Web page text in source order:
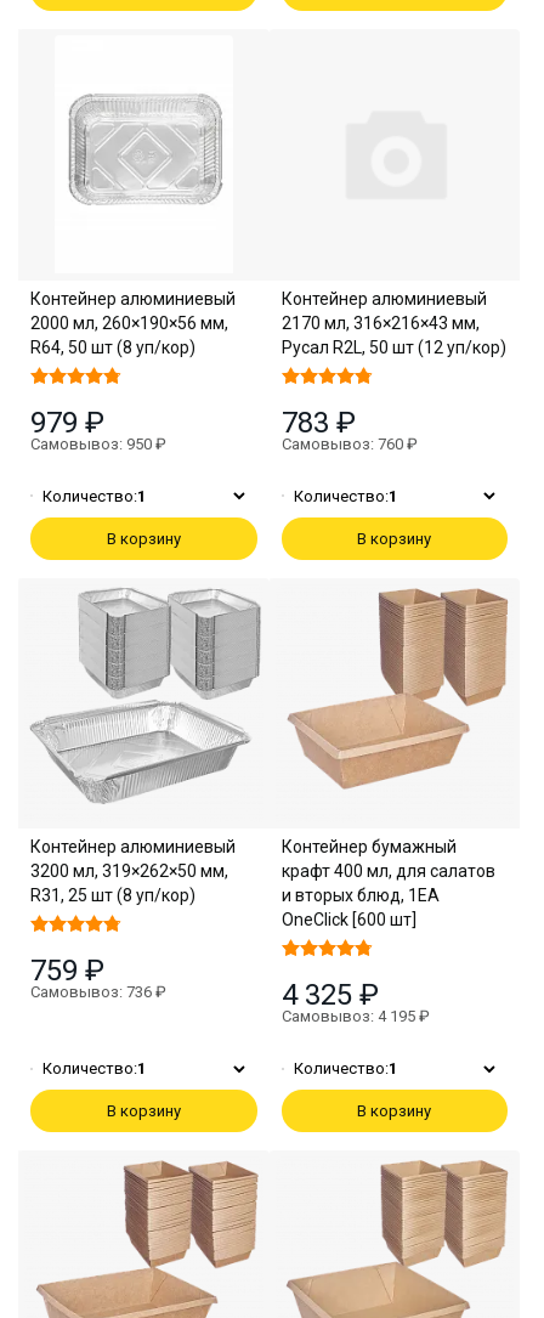
Контейнер алюминиевый
2000 мл, 260×190×56 мм,
R64, 50 шт (8 уп/кор)
979 ₽
Самовывоз: 950 ₽
Количество:1
В корзину
Контейнер алюминиевый
2170 мл, 316×216×43 мм,
Русал R2L, 50 шт (12 уп/кор)
783 ₽
Самовывоз: 760 ₽
Количество:1
В корзину
Контейнер алюминиевый
3200 мл, 319×262×50 мм,
R31, 25 шт (8 уп/кор)
759 ₽
Самовывоз: 736 ₽
Количество:1
В корзину
Контейнер бумажный
крафт 400 мл, для салатов
и вторых блюд, 1EA
OneClick [600 шт]
4 325 ₽
Самовывоз: 4 195 ₽
Количество:1
В корзину